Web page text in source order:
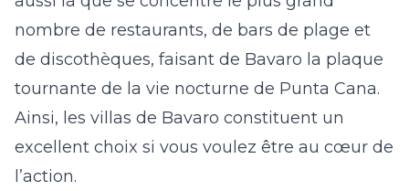
nombre de restaurants, de bars de plage et
de discothèques, faisant de Bavaro la plaque
tournante de la vie nocturne de Punta Cana.
Ainsi, les villas de Bavaro constituent un
excellent choix si vous voulez être au cœur de
l’action.